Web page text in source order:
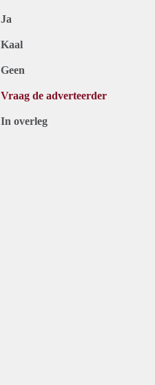
Ja
Kaal
Geen
Vraag de adverteerder
In overleg